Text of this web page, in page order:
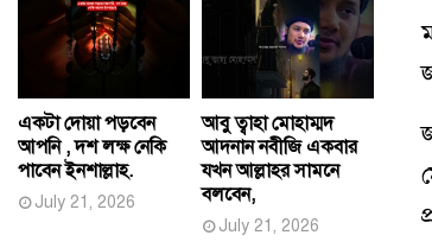
একটা দোয়া পড়বেন
আপনি , দশ লক্ষ নেকি
পাবেন ইনশাল্লাহ.
July 21, 2026
আবু ত্বাহা মোহাম্মদ
আদনান নবীজি একবার
যখন আল্লাহর সামনে
বলবেন,
July 21, 2026